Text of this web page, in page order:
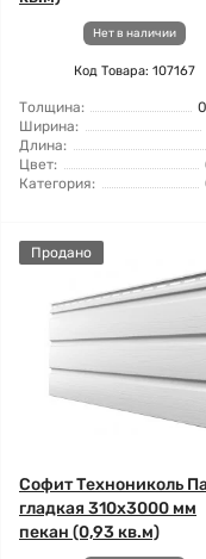
Нет в наличии
Код Товара: 107167
Толщина:
Ширина:
Длина:
Цвет:
Категория:
Продано
Софит Технониколь
гладкая 310х3000 мм
пекан (0,93 кв.м)